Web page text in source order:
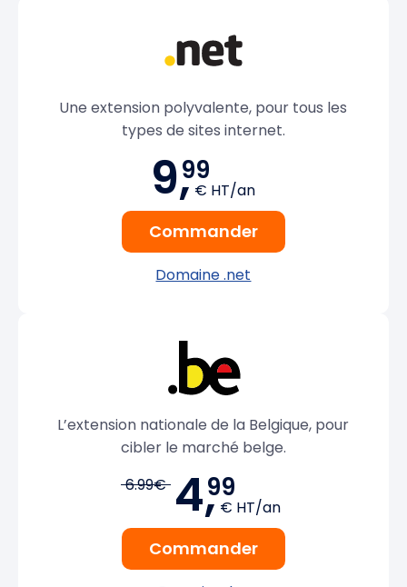
Une extension polyvalente, pour tous les
types de sites internet.
9,99
€ HT/an
Commander
Domaine .net
L’extension nationale de la Belgique, pour
cibler le marché belge.
6.99€ 4,99
€ HT/an
Commander